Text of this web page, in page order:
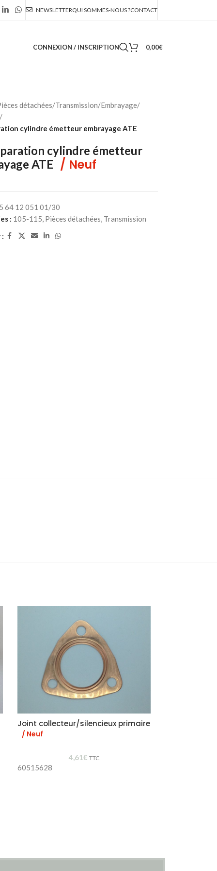
NEWSLETTERQUI SOMMES-NOUS ?CONTACT
CONNEXION / INSCRIPTION 0,00€
détachées/Transmission/Embrayage/
cylindre émetteur embrayage ATE
cylindre émetteur
ATE / Neuf
64 12 051 01/30
: 105-115, Pièces détachées, Transmission
Joint collecteur/silencieux primaire
/ Neuf
4,61€ TTC
60515628